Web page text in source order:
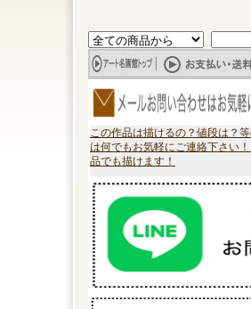
この作品は描けるの？値段は？
は何でもお気軽にご連絡下さい
品でも描けます！